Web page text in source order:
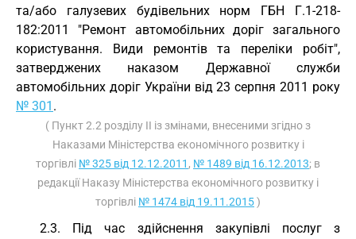
та/або галузевих будівельних норм ГБН Г.1-218-
182:2011 "Ремонт автомобільних доріг загального
користування. Види ремонтів та переліки робіт",
затверджених наказом Державної служби
автомобільних доріг України від 23 серпня 2011 року
№ 301 .
( Пункт 2.2 розділу II із змінами, внесеними згідно з
Наказами Міністерства економічного розвитку і
торгівлі № 325 від 12.12.2011 , № 1489 від 16.12.2013; в
редакції Наказу Міністерства економічного розвитку і
торгівлі № 1474 від 19.11.2015)
2.3. Під час здійснення закупівлі послуг з